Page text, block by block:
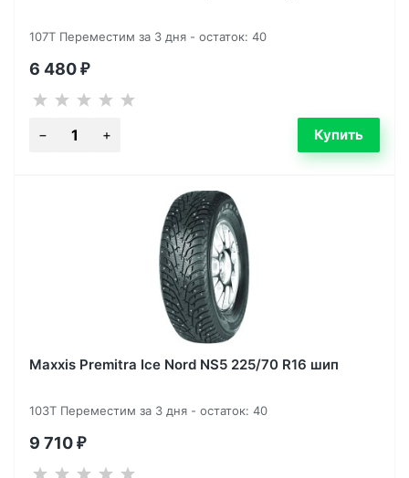
107T Переместим за 3 дня - остаток: 40
6 480 ₽
Maxxis Premitra Ice Nord NS5 225/70 R16 шип
103T Переместим за 3 дня - остаток: 40
9 710 ₽